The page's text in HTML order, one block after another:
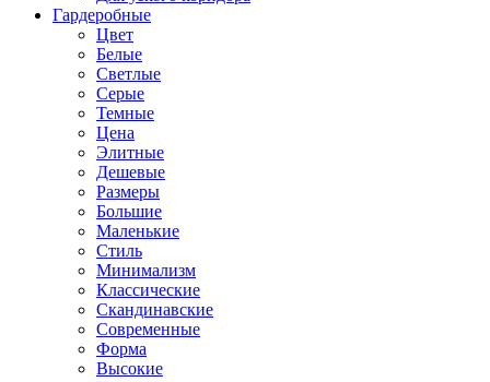
Гардеробные
Цвет
Белые
Светлые
Серые
Темные
Цена
Элитные
Дешевые
Размеры
Большие
Маленькие
Стиль
Минимализм
Классические
Скандинавские
Современные
Форма
Высокие